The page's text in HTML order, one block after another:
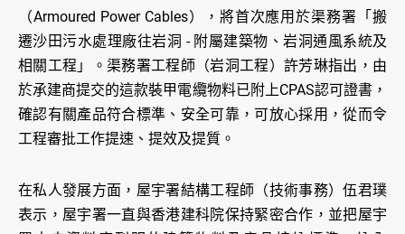
（Armoured Power Cables），將首次應用於渠務署「搬
遷沙田污水處理廠往岩洞 - 附屬建築物、岩洞通風系統及
相關工程」。渠務署工程師（岩洞工程）許芳琳指出，由
於承建商提交的這款裝甲電纜物料已附上CPAS認可證書，
確認有關產品符合標準、安全可靠，可放心採用，從而令
工程審批工作提速、提效及提質。
在私人發展方面，屋宇署結構工程師（技術事務）伍君璞
表示，屋宇署一直與香港建科院保持緊密合作，並把屋宇